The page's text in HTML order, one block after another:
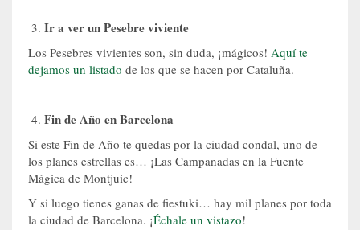
Ir a ver un Pesebre viviente
Los Pesebres vivientes son, sin duda, ¡mágicos! Aquí te
dejamos un listado de los que se hacen por Cataluña.
Fin de Año en Barcelona
Si este Fin de Año te quedas por la ciudad condal, uno de
los planes estrellas es… ¡Las Campanadas en la Fuente
Mágica de Montjuic!
Y si luego tienes ganas de fiestuki… hay mil planes por toda
la ciudad de Barcelona. ¡Échale un vistazo!